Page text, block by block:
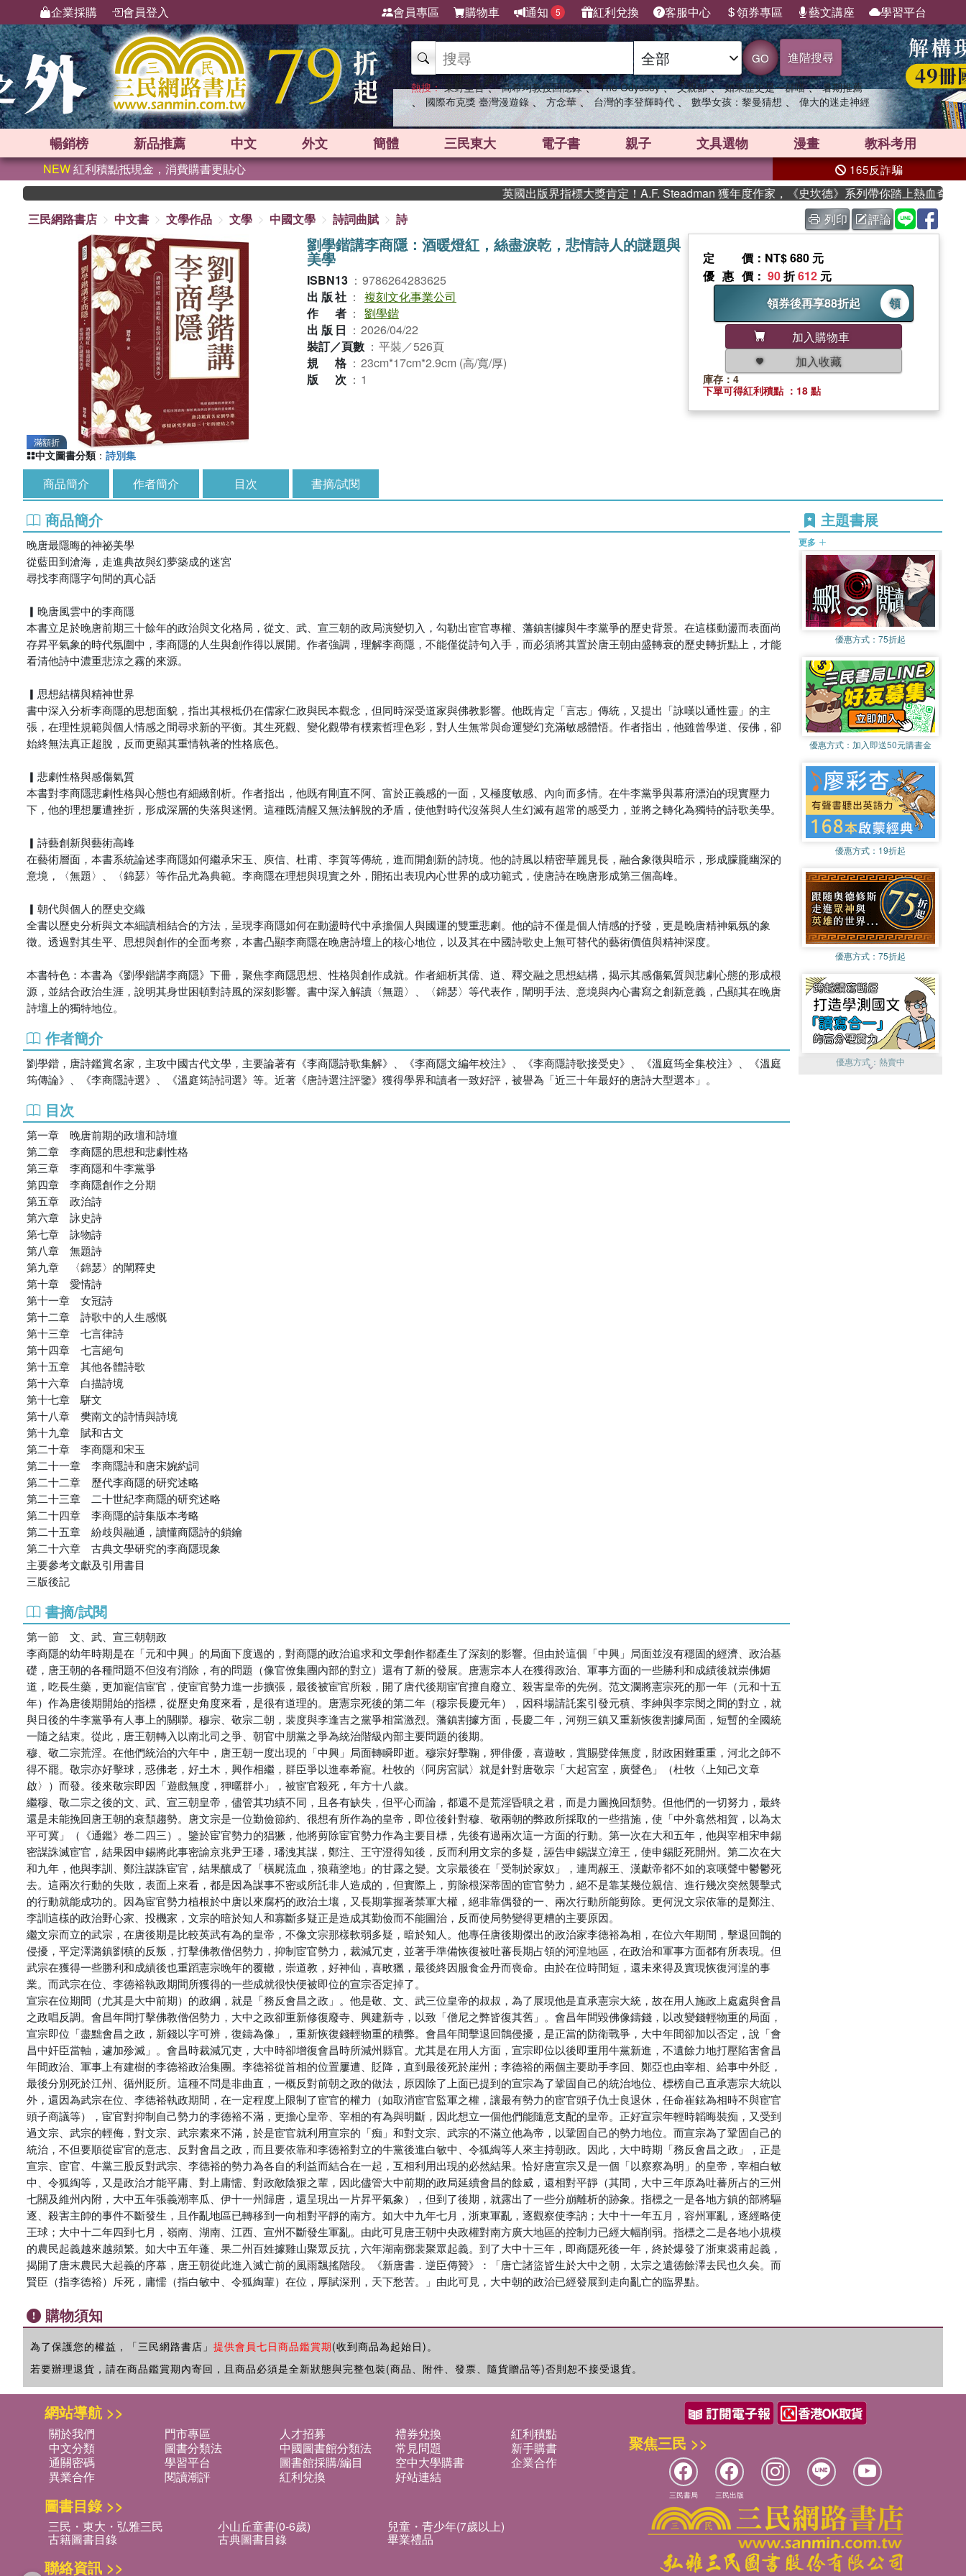
企業採購 會員登入 會員專區 購物車 通知 5 紅利兌換 客服中心 領券專區 藝文講座 學習平台
GO 進階搜尋
熱搜： 東野圭吾 、 高希均教授回憶錄 、 The Odyssey 、 父親節 、 如果歷史是一群喵 、 暑期推薦
、 國際布克獎 臺灣漫遊錄 、 方念華 、 台灣的李登輝時代 、 數學女孩：黎曼猜想 、 偉大的迷走神經
暢銷榜 新品推薦 中文 外文 簡體 三民東大 電子書 親子 文具選物 漫畫 教科考用
NEW紅利積點抵現金，消費購書更貼心 165反詐騙
英國出版界指標大獎肯定！A.F. Steadman 獲年度作家，《史坎德》系列帶你踏上熱血奇幻旅程
三民網路書店
中文書 文學作品 文學 中國文學 詩詞曲賦 詩 列印 評論
滿額折
劉學鍇講李商隱：酒暖燈紅，絲盡淚乾，悲情詩人的謎題與
美學
ISBN13 ： 9786264283625
出版社 ： 複刻文化事業公司
作者 ： 劉學鍇
出版日 ： 2026/04/22
裝訂／頁數 ： 平裝／526頁
規格 ： 23cm*17cm*2.9cm (高/寬/厚)
版次 ： 1
定價 ：NT$ 680 元
優惠價 ： 90折612 元
領券後再享88折起
領
加入購物車
加入收藏
庫存：4
下單可得紅利積點 ：18 點
中文圖書分類 ： 詩別集
商品簡介 作者簡介 目次 書摘/試閱
商品簡介
晚唐最隱晦的神祕美學
從藍田到滄海，走進典故與幻夢築成的迷宮
尋找李商隱字句間的真心話
▎晚唐風雲中的李商隱
本書立足於晚唐前期三十餘年的政治與文化格局，從文、武、宣三朝的政局演變切入，勾勒出宦官專權、藩鎮割據與牛李黨爭的歷史背景。在這樣動盪而表面尚
存昇平氣象的時代氛圍中，李商隱的人生與創作得以展開。作者強調，理解李商隱，不能僅從詩句入手，而必須將其置於唐王朝由盛轉衰的歷史轉折點上，才能
看清他詩中濃重悲涼之霧的來源。
▎思想結構與精神世界
書中深入分析李商隱的思想面貌，指出其根柢仍在儒家仁政與民本觀念，但同時深受道家與佛教影響。他既肯定「言志」傳統，又提出「詠嘆以通性靈」的主
張，在理性規範與個人情感之間尋求新的平衡。其生死觀、變化觀帶有樸素哲理色彩，對人生無常與命運變幻充滿敏感體悟。作者指出，他雖曾學道、佞佛，卻
始終無法真正超脫，反而更顯其重情執著的性格底色。
▎悲劇性格與感傷氣質
本書對李商隱悲劇性格與心態也有細緻剖析。作者指出，他既有剛直不阿、富於正義感的一面，又極度敏感、內向而多情。在牛李黨爭與幕府漂泊的現實壓力
下，他的理想屢遭挫折，形成深層的失落與迷惘。這種既清醒又無法解脫的矛盾，使他對時代沒落與人生幻滅有超常的感受力，並將之轉化為獨特的詩歌美學。
▎詩藝創新與藝術高峰
在藝術層面，本書系統論述李商隱如何繼承宋玉、庾信、杜甫、李賀等傳統，進而開創新的詩境。他的詩風以精密華麗見長，融合象徵與暗示，形成朦朧幽深的
意境，〈無題〉、〈錦瑟〉等作品尤為典範。李商隱在理想與現實之外，開拓出表現內心世界的成功範式，使唐詩在晚唐形成第三個高峰。
▎朝代與個人的歷史交織
全書以歷史分析與文本細讀相結合的方法，呈現李商隱如何在動盪時代中承擔個人與國運的雙重悲劇。他的詩不僅是個人情感的抒發，更是晚唐精神氣氛的象
徵。透過對其生平、思想與創作的全面考察，本書凸顯李商隱在晚唐詩壇上的核心地位，以及其在中國詩歌史上無可替代的藝術價值與精神深度。
本書特色：本書為《劉學鍇講李商隱》下冊，聚焦李商隱思想、性格與創作成就。作者細析其儒、道、釋交融之思想結構，揭示其感傷氣質與悲劇心態的形成根
源，並結合政治生涯，說明其身世困頓對詩風的深刻影響。書中深入解讀〈無題〉、〈錦瑟〉等代表作，闡明手法、意境與內心書寫之創新意義，凸顯其在晚唐
詩壇上的獨特地位。
作者簡介
劉學鍇，唐詩鑑賞名家，主攻中國古代文學，主要論著有《李商隱詩歌集解》、《李商隱文編年校注》、《李商隱詩歌接受史》、《溫庭筠全集校注》、《溫庭
筠傳論》、《李商隱詩選》、《溫庭筠詩詞選》等。近著《唐詩選注評鑒》獲得學界和讀者一致好評，被譽為「近三十年最好的唐詩大型選本」。
目次
第一章 晚唐前期的政壇和詩壇
第二章 李商隱的思想和悲劇性格
第三章 李商隱和牛李黨爭
第四章 李商隱創作之分期
第五章 政治詩
第六章 詠史詩
第七章 詠物詩
第八章 無題詩
第九章 〈錦瑟〉的闡釋史
第十章 愛情詩
第十一章 女冠詩
第十二章 詩歌中的人生感慨
第十三章 七言律詩
第十四章 七言絕句
第十五章 其他各體詩歌
第十六章 白描詩境
第十七章 駢文
第十八章 樊南文的詩情與詩境
第十九章 賦和古文
第二十章 李商隱和宋玉
第二十一章 李商隱詩和唐宋婉約詞
第二十二章 歷代李商隱的研究述略
第二十三章 二十世紀李商隱的研究述略
第二十四章 李商隱的詩集版本考略
第二十五章 紛歧與融通，讀懂商隱詩的鎖鑰
第二十六章 古典文學研究的李商隱現象
主要參考文獻及引用書目
三版後記
書摘/試閱
第一節 文、武、宣三朝朝政
李商隱的幼年時期是在「元和中興」的局面下度過的，對商隱的政治追求和文學創作都產生了深刻的影響。但由於這個「中興」局面並沒有穩固的經濟、政治基
礎，唐王朝的各種問題不但沒有消除，有的問題（像官僚集團內部的對立）還有了新的發展。唐憲宗本人在獲得政治、軍事方面的一些勝利和成績後就崇佛媚
道，吃長生藥，更加寵信宦官，使宦官勢力進一步擴張，最後被宦官所殺，開了唐代後期宦官擅自廢立、殺害皇帝的先例。范文瀾將憲宗死的那一年（元和十五
年）作為唐後期開始的指標，從歷史角度來看，是很有道理的。唐憲宗死後的第二年（穆宗長慶元年），因科場請託案引發元稹、李紳與李宗閔之間的對立，就
與日後的牛李黨爭有人事上的關聯。穆宗、敬宗二朝，裴度與李逢吉之黨爭相當激烈。藩鎮割據方面，長慶二年，河朔三鎮又重新恢復割據局面，短暫的全國統
一隨之結束。從此，唐王朝轉入以南北司之爭、朝官中朋黨之爭為統治階級內部主要問題的後期。
穆、敬二宗荒淫。在他們統治的六年中，唐王朝一度出現的「中興」局面轉瞬即逝。穆宗好擊鞠，狎俳優，喜遊畋，賞賜嬖倖無度，財政困難重重，河北之師不
得不罷。敬宗亦好擊球，惑佛老，好土木，興作相繼，群臣爭以進奉希寵。杜牧的〈阿房宮賦〉就是針對唐敬宗「大起宮室，廣聲色」（杜牧〈上知己文章
啟〉）而發。後來敬宗即因「遊戲無度，狎暱群小」，被宦官殺死，年方十八歲。
繼穆、敬二宗之後的文、武、宣三朝皇帝，儘管其功績不同，且各有缺失，但平心而論，都還不是荒淫昏聵之君，而是力圖挽回頹勢。但他們的一切努力，最終
還是未能挽回唐王朝的衰頹趨勢。唐文宗是一位勤儉節約、很想有所作為的皇帝，即位後針對穆、敬兩朝的弊政所採取的一些措施，使「中外翕然相賀，以為太
平可冀」（《通鑑》卷二四三）。鑒於宦官勢力的猖獗，他將剪除宦官勢力作為主要目標，先後有過兩次這一方面的行動。第一次在大和五年，他與宰相宋申錫
密謀誅滅宦官，結果因申錫將此事密諭京兆尹王璠，璠洩其謀，鄭注、王守澄得知後，反而利用文宗的多疑，誣告申錫謀立漳王，使申錫貶死開州。第二次在大
和九年，他與李訓、鄭注謀誅宦官，結果釀成了「橫屍流血，狼藉塗地」的甘露之變。文宗最後在「受制於家奴」，連周赧王、漢獻帝都不如的哀嘆聲中鬱鬱死
去。這兩次行動的失敗，表面上來看，都是因為謀事不密或所託非人造成的，但實際上，剪除根深蒂固的宦官勢力，絕不是靠某幾位親信、進行幾次突然襲擊式
的行動就能成功的。因為宦官勢力植根於中唐以來腐朽的政治土壤，又長期掌握著禁軍大權，絕非靠偶發的一、兩次行動所能剪除。更何況文宗依靠的是鄭注、
李訓這樣的政治野心家、投機家，文宗的暗於知人和寡斷多疑正是造成其勤儉而不能圖治，反而使局勢變得更糟的主要原因。
繼文宗而立的武宗，在唐後期是比較英武有為的皇帝，不像文宗那樣軟弱多疑，暗於知人。他專任唐後期傑出的政治家李德裕為相，在位六年期間，擊退回鶻的
侵擾，平定澤潞鎮劉稹的反叛，打擊佛教僧侶勢力，抑制宦官勢力，裁減冗吏，並著手準備恢復被吐蕃長期占領的河湟地區，在政治和軍事方面都有所表現。但
武宗在獲得一些勝利和成績後也重蹈憲宗晚年的覆轍，崇道教，好神仙，喜畋獵，最後終因服食金丹而喪命。由於在位時間短，還未來得及實現恢復河湟的事
業。而武宗在位、李德裕執政期間所獲得的一些成就很快便被即位的宣宗否定掉了。
宣宗在位期間（尤其是大中前期）的政綱，就是「務反會昌之政」。他是敬、文、武三位皇帝的叔叔，為了展現他是直承憲宗大統，故在用人施政上處處與會昌
之政唱反調。會昌年間打擊佛教僧侶勢力，大中之政卻重新修復廢寺、興建新寺，以致「僧尼之弊皆復其舊」。會昌年間毀佛像鑄錢，以改變錢輕物重的局面，
宣宗即位「盡黜會昌之政，新錢以字可辨，復鑄為像」，重新恢復錢輕物重的積弊。會昌年間擊退回鶻侵擾，是正當的防衛戰爭，大中年間卻加以否定，說「會
昌中奸臣當軸，遽加殄滅」。會昌時裁減冗吏，大中時卻增復會昌時所減州縣官。尤其是在用人方面，宣宗即位以後即重用牛黨新進，不遺餘力地打壓陷害會昌
年間政治、軍事上有建樹的李德裕政治集團。李德裕從首相的位置屢遭、貶降，直到最後死於崖州；李德裕的兩個主要助手李回、鄭亞也由宰相、給事中外貶，
最後分別死於江州、循州貶所。這種不問是非曲直，一概反對前朝之政的做法，原因除了上面已提到的宣宗為了鞏固自己的統治地位、標榜自己直承憲宗大統以
外，還因為武宗在位、李德裕執政期間，在一定程度上限制了宦官的權力（如取消宦官監軍之權，讓最有勢力的宦官頭子仇士良退休，任命崔鉉為相時不與宦官
頭子商議等），宦官對抑制自己勢力的李德裕不滿，更擔心皇帝、宰相的有為與明斷，因此想立一個他們能隨意支配的皇帝。正好宣宗年輕時韜晦裝痴，又受到
過文宗、武宗的輕侮，對文宗、武宗素來不滿，於是宦官就利用宣宗的「痴」和對文宗、武宗的不滿立他為帝，以鞏固自己的勢力地位。而宣宗為了鞏固自己的
統治，不但要順從宦官的意志、反對會昌之政，而且要依靠和李德裕對立的牛黨後進白敏中、令狐綯等人來主持朝政。因此，大中時期「務反會昌之政」，正是
宣宗、宦官、牛黨三股反對武宗、李德裕的勢力為各自的利益而結合在一起，互相利用出現的必然結果。恰好唐宣宗又是一個「以察察為明」的皇帝，宰相白敏
中、令狐綯等，又是政治才能平庸、對上庸懦、對政敵陰狠之輩，因此儘管大中前期的政局延續會昌的餘威，還相對平靜（其間，大中三年原為吐蕃所占的三州
七關及維州內附，大中五年張義潮率瓜、伊十一州歸唐，還呈現出一片昇平氣象），但到了後期，就露出了一些分崩離析的跡象。指標之一是各地方鎮的部將驅
逐、殺害主帥的事件不斷發生，且作亂地區已轉移到一向相對平靜的南方。如大中九年七月，浙東軍亂，逐觀察使李訥；大中十一年五月，容州軍亂，逐經略使
王球；大中十二年四到七月，嶺南、湖南、江西、宣州不斷發生軍亂。由此可見唐王朝中央政權對南方廣大地區的控制力已經大幅削弱。指標之二是各地小規模
的農民起義越來越頻繁。如大中五年蓬、果二州百姓據雞山聚眾反抗，六年湖南鄧裴聚眾起義。到了大中十三年，即商隱死後一年，終於爆發了浙東裘甫起義，
揭開了唐末農民大起義的序幕，唐王朝從此進入滅亡前的風雨飄搖階段。《新唐書．逆臣傳贊》：「唐亡諸盜皆生於大中之朝，太宗之遺德餘澤去民也久矣。而
賢臣（指李德裕）斥死，庸懦（指白敏中、令狐綯輩）在位，厚賦深刑，天下愁苦。」由此可見，大中朝的政治已經發展到走向亂亡的臨界點。
主題書展
更多
優惠方式： 75折起
優惠方式： 加入即送50元購書金
優惠方式： 19折起
優惠方式： 75折起
優惠方式： 熱賣中
購物須知
為了保護您的權益，「三民網路書店」 提供會員七日商品鑑賞期(收到商品為起始日)。
若要辦理退貨，請在商品鑑賞期內寄回，且商品必須是全新狀態與完整包裝(商品、附件、發票、隨貨贈品等)否則恕不接受退貨。
網站導航 >>
關於我們 門市專區 人才招募 禮券兌換
紅利積點
中文分類
圖書分類法 中國圖書館分類法 常見問題
新手購書
通關密碼
學習平台 圖書館採購/編目 空中大學購書
企業合作
異業合作
閱讀潮評 紅利兌換 好站連結
圖書目錄 >>
三民・東大・弘雅三民 小山丘童書(0-6歲) 兒童・青少年(7歲以上)
古籍圖書目錄 古典圖書目錄 畢業禮品
聯絡資訊 >>
聚焦三民 >>
三民書局 三民出版